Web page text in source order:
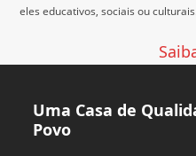
eles educativos, sociais ou
Uma Casa de
Povo